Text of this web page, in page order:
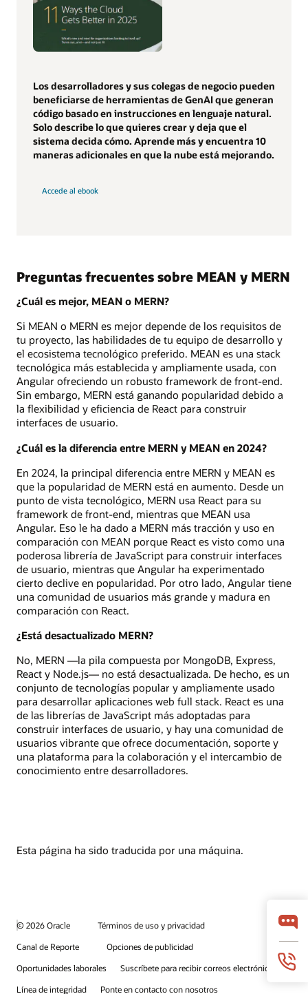
Los desarrolladores y sus colegas de negocio pueden
beneficiarse de herramientas de GenAI que generan
código basado en instrucciones en lenguaje natural.
Solo describe lo que quieres crear y deja que el
sistema decida cómo. Aprende más y encuentra 10
maneras adicionales en que la nube está mejorando.
Accede al ebook
Preguntas frecuentes sobre MEAN y MERN
¿Cuál es mejor, MEAN o MERN?
Si MEAN o MERN es mejor depende de los requisitos de
tu proyecto, las habilidades de tu equipo de desarrollo y
el ecosistema tecnológico preferido. MEAN es una stack
tecnológica más establecida y ampliamente usada, con
Angular ofreciendo un robusto framework de front-end.
Sin embargo, MERN está ganando popularidad debido a
la flexibilidad y eficiencia de React para construir
interfaces de usuario.
¿Cuál es la diferencia entre MERN y MEAN en 2024?
En 2024, la principal diferencia entre MERN y MEAN es
que la popularidad de MERN está en aumento. Desde un
punto de vista tecnológico, MERN usa React para su
framework de front-end, mientras que MEAN usa
Angular. Eso le ha dado a MERN más tracción y uso en
comparación con MEAN porque React es visto como una
poderosa librería de JavaScript para construir interfaces
de usuario, mientras que Angular ha experimentado
cierto declive en popularidad. Por otro lado, Angular tiene
una comunidad de usuarios más grande y madura en
comparación con React.
¿Está desactualizado MERN?
No, MERN —la pila compuesta por MongoDB, Express,
React y Node.js— no está desactualizada. De hecho, es un
conjunto de tecnologías popular y ampliamente usado
para desarrollar aplicaciones web full stack. React es una
de las librerías de JavaScript más adoptadas para
construir interfaces de usuario, y hay una comunidad de
usuarios vibrante que ofrece documentación, soporte y
una plataforma para la colaboración y el intercambio de
conocimiento entre desarrolladores.
Esta página ha sido traducida por una máquina.
© 2026 Oracle
Términos de uso y privacidad
Canal de Reporte
Opciones de publicidad
Oportunidades laborales
Suscríbete para recibir correos electrónicos
Línea de integridad
Ponte en contacto con nosotros